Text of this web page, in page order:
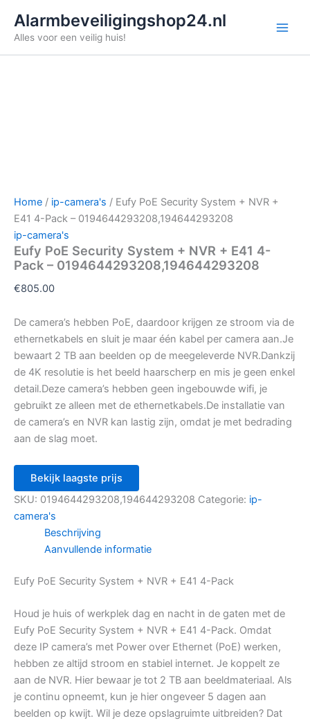
naar
inhoud
Alarmbeveiligingshop24.nl
Alles voor een veilig huis!
Home / ip-camera's / Eufy PoE Security System + NVR +
E41 4-Pack – 0194644293208,194644293208
ip-camera's
Eufy PoE Security System + NVR + E41 4-
Pack – 0194644293208,194644293208
€805.00
De camera’s hebben PoE, daardoor krijgen ze stroom via de
ethernetkabels en sluit je maar één kabel per camera aan.Je
bewaart 2 TB aan beelden op de meegeleverde NVR.Dankzij
de 4K resolutie is het beeld haarscherp en mis je geen enkel
detail.Deze camera’s hebben geen ingebouwde wifi, je
gebruikt ze alleen met de ethernetkabels.De installatie van
de camera’s en NVR kan lastig zijn, omdat je met bedrading
aan de slag moet.
Bekijk laagste prijs
SKU: 0194644293208,194644293208 Categorie: ip-
camera's
Beschrijving
Aanvullende informatie
Eufy PoE Security System + NVR + E41 4-Pack
Houd je huis of werkplek dag en nacht in de gaten met de
Eufy PoE Security System + NVR + E41 4-Pack. Omdat
deze IP camera’s met Power over Ethernet (PoE) werken,
hebben ze altijd stroom en stabiel internet. Je koppelt ze
aan de NVR. Hier bewaar je tot 2 TB aan beeldmateriaal. Als
je continu opneemt, kun je hier ongeveer 5 dagen aan
beelden op kwijt. Wil je deze opslagruimte uitbreiden? Dat